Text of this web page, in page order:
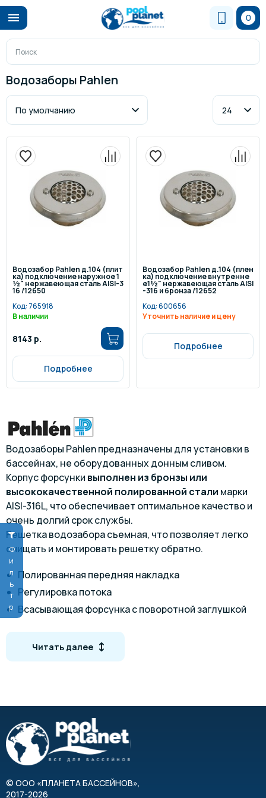
0
Фильтр
Водозаборы Pahlen
Водозабор Pahlen д.104 (плит
ка) подключение наружное 1
½" нержавеющая сталь AISI-3
16 /12650
Код: 765918
В наличии
8143 р.
Подробнее
Водозабор Pahlen д.104 (плен
ка) подключение внутренне
е1½" нержавеющая сталь AISI
-316 и бронза /12652
Код:600656
Уточнить наличие и цену
Подробнее
Водозаборы Pahlen предназначены для установки в
бассейнах, не оборудованных донным сливом.
Корпус форсунки выполнен из бронзы или
высококачественной полированной стали марки
AISI-316L, что обеспечивает оптимальное качество и
очень долгий срок службы.
Решетка водозабора съемная, что позволяет легко
очищать и монтировать решетку обратно.
Полированная передняя накладка
Регулировка потока
Всасывающая форсунка с поворотной заглушкой
Технические характеристики
Пропускная способность: 20 м
Материал корпуса: сталь AISI-316L (арт. 12650),
бронза (арт. 12652)
Материал передней панели: сталь AISI-316L
Длина: 104 мм
Глубина: 54 мм
Читать далее
© ООО «ПЛАНЕТА БАССЕЙНОВ»,
2017-2026